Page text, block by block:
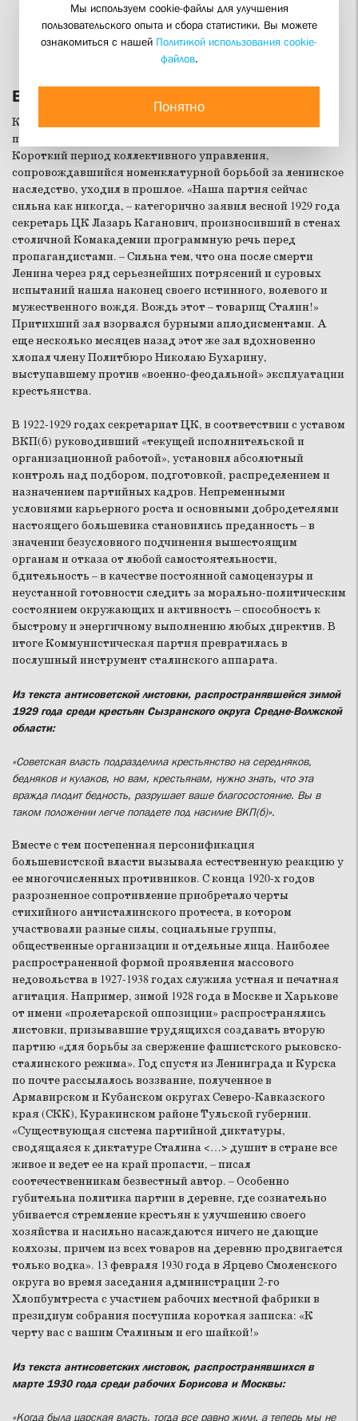
Власть, сопротивление и террор
Крах пугливого нэпа и очередной поход большевиков
против деревни совпали с началом сталинского культа.
Короткий период коллективного управления,
сопровождавшийся номенклатурной борьбой за ленинское
наследство, уходил в прошлое. «Наша партия сейчас
сильна как никогда, – категорично заявил весной 1929 года
секретарь ЦК Лазарь Каганович, произносивший в стенах
столичной Комакадемии программную речь перед
пропагандистами. – Сильна тем, что она после смерти
Ленина через ряд серьезнейших потрясений и суровых
испытаний нашла наконец своего истинного, волевого и
мужественного вождя. Вождь этот – товарищ Сталин!»
Притихший зал взорвался бурными аплодисментами. А
еще несколько месяцев назад этот же зал вдохновенно
хлопал члену Политбюро Николаю Бухарину,
выступавшему против «военно-феодальной» эксплуатации
крестьянства.
В 1922-1929 годах секретариат ЦК, в соответствии с уставом
ВКП(б) руководивший «текущей исполнительской и
организационной работой», установил абсолютный
контроль над подбором, подготовкой, распределением и
назначением партийных кадров. Непременными
условиями карьерного роста и основными добродетелями
настоящего большевика становились преданность – в
значении безусловного подчинения вышестоящим
органам и отказа от любой самостоятельности,
бдительность – в качестве постоянной самоцензуры и
неустанной готовности следить за морально-политическим
состоянием окружающих и активность – способность к
быстрому и энергичному выполнению любых директив. В
итоге Коммунистическая партия превратилась в
послушный инструмент сталинского аппарата.
Из текста антисоветской листовки, распространявшейся зимой
1929 года среди крестьян Сызранского округа Средне-Волжской
области:
«Советская власть подразделила крестьянство на середняков,
бедняков и кулаков, но вам, крестьянам, нужно знать, что эта
вражда плодит бедность, разрушает ваше благосостояние. Вы в
таком положении легче попадете под насилие ВКП(б)».
Вместе с тем постепенная персонификация
большевистской власти вызывала естественную реакцию у
ее многочисленных противников. С конца 1920-х годов
разрозненное сопротивление приобретало черты
стихийного антисталинского протеста, в котором
участвовали разные силы, социальные группы,
общественные организации и отдельные лица. Наиболее
распространенной формой проявления массового
недовольства в 1927-1938 годах служила устная и печатная
агитация. Например, зимой 1928 года в Москве и Харькове
от имени «пролетарской оппозиции» распространялись
листовки, призывавшие трудящихся создавать вторую
партию «для борьбы за свержение фашистского рыковско-
сталинского режима». Год спустя из Ленинграда и Курска
по почте рассылалось воззвание, полученное в
Армавирском и Кубанском округах Северо-Кавказского
края (СКК), Куракинском районе Тульской губернии.
«Существующая система партийной диктатуры,
сводящаяся к диктатуре Сталина <…> душит в стране все
живое и ведет ее на край пропасти, – писал
соотечественникам безвестный автор. – Особенно
губительна политика партии в деревне, где сознательно
убивается стремление крестьян к улучшению своего
хозяйства и насильно насаждаются ничего не дающие
колхозы, причем из всех товаров на деревню продвигается
только водка». 13 февраля 1930 года в Ярцево Смоленского
округа во время заседания администрации 2-го
Хлопбумтреста с участием рабочих местной фабрики в
президиум собрания поступила короткая записка: «К
черту вас с вашим Сталиным и его шайкой!»
Из текста антисоветских листовок, распространявшихся в
марте 1930 года среди рабочих Борисова и Москвы:
«Когда была царская власть, тогда все равно жили, а теперь мы не
Мы используем cookie-файлы для улучшения
пользовательского опыта и сбора статистики. Вы можете
ознакомиться с нашей Политикой использования cookie-
файлов.
Понятно